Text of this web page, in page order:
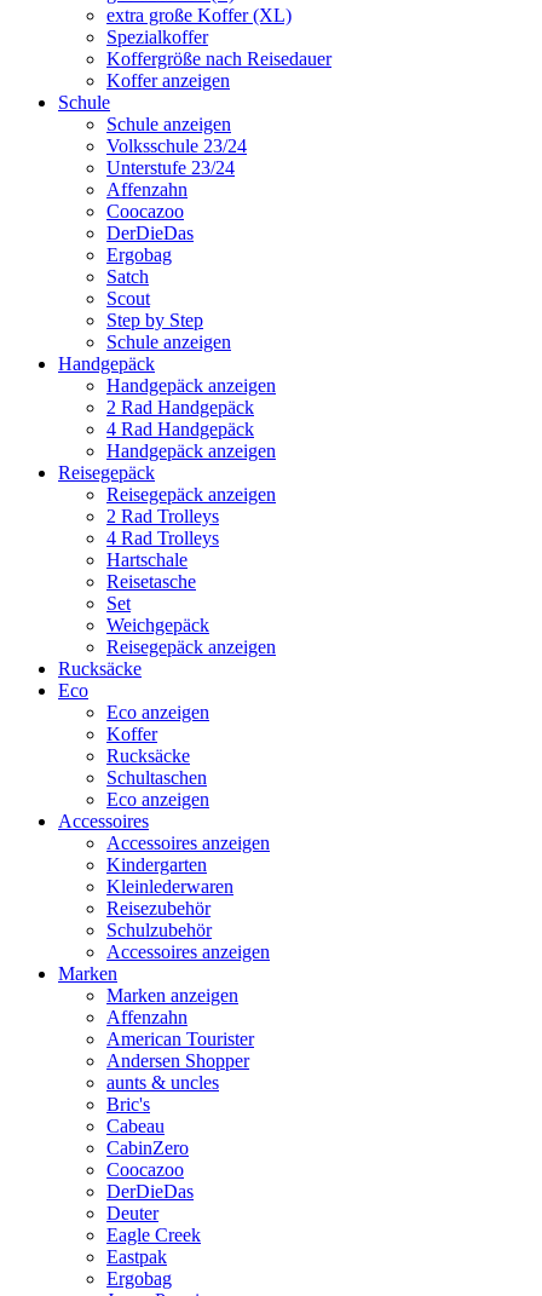
extra große Koffer (XL)
Spezialkoffer
Koffergröße nach Reisedauer
Koffer anzeigen
Schule
Schule anzeigen
Volksschule 23/24
Unterstufe 23/24
Affenzahn
Coocazoo
DerDieDas
Ergobag
Satch
Scout
Step by Step
Schule anzeigen
Handgepäck
Handgepäck anzeigen
2 Rad Handgepäck
4 Rad Handgepäck
Handgepäck anzeigen
Reisegepäck
Reisegepäck anzeigen
2 Rad Trolleys
4 Rad Trolleys
Hartschale
Reisetasche
Set
Weichgepäck
Reisegepäck anzeigen
Rucksäcke
Eco
Eco anzeigen
Koffer
Rucksäcke
Schultaschen
Eco anzeigen
Accessoires
Accessoires anzeigen
Kindergarten
Kleinlederwaren
Reisezubehör
Schulzubehör
Accessoires anzeigen
Marken
Marken anzeigen
Affenzahn
American Tourister
Andersen Shopper
aunts & uncles
Bric's
Cabeau
CabinZero
Coocazoo
DerDieDas
Deuter
Eagle Creek
Eastpak
Ergobag